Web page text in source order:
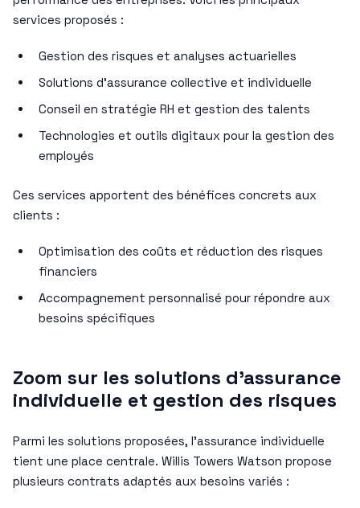
services proposés :
Gestion des risques et analyses actuarielles
Solutions d’assurance collective et individuelle
Conseil en stratégie RH et gestion des talents
Technologies et outils digitaux pour la gestion des
employés
Ces services apportent des bénéfices concrets aux
clients :
Optimisation des coûts et réduction des risques
financiers
Accompagnement personnalisé pour répondre aux
besoins spécifiques
Zoom sur les solutions d’assurance
individuelle et gestion des risques
Parmi les solutions proposées, l’assurance individuelle
tient une place centrale. Willis Towers Watson propose
plusieurs contrats adaptés aux besoins variés :